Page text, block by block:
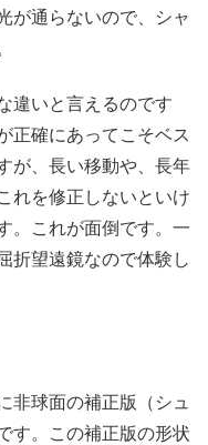
が通らないので、シャ
違いと言えるのです
正確にあってこそベス
が、長い移動や、長年
れを修正しないといけ
。これが面倒です。一
折望遠鏡なので体験し
非球面の補正版（シュ
す。この補正版の形状